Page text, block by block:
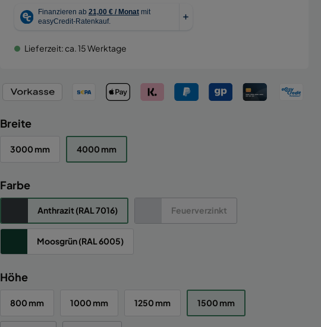
Lieferzeit: ca. 15 Werktage
Breite
3000 mm 4000 mm
Farbe
Anthrazit (RAL 7016) Feuerverzinkt
Moosgrün (RAL 6005)
Höhe
800 mm 1000 mm 1250 mm 1500 mm